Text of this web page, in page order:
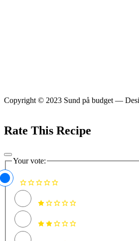
Copyright © 2023 Sund på budget —
Rate This Recipe
Your vote: